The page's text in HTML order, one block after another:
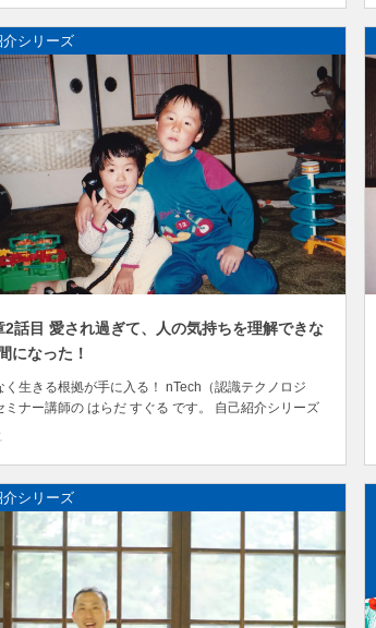
シリーズ第1章！ 「愛され過ぎた悲劇！人の気持ちを
介シリーズ
2話目 愛され過ぎて、人の気持ちを理解できな
になった！
く生きる根拠が手に入る！ nTech（認識テクノロジ
ミナー講師の はらだ すぐる です。 自己紹介シリーズ
「愛され過ぎた悲劇！人の気持ちを理解できない孤
）までのことを 5回に分けて書いていこうと思いま
1章2話目は、 愛され過ぎ...
介シリーズ